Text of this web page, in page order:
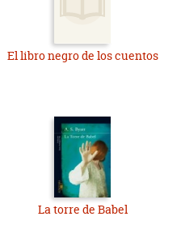
El libro negro de los cuentos
La torre de Babel